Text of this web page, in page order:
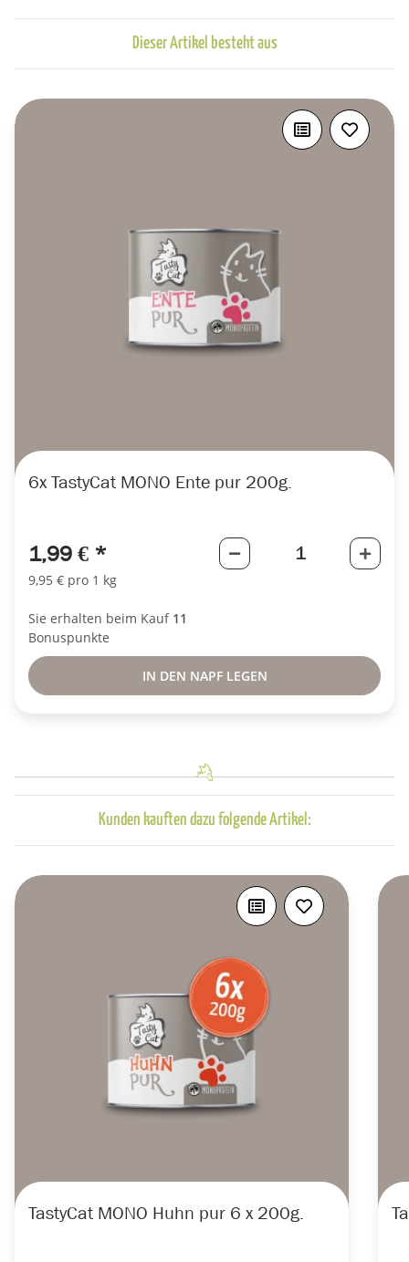
Dieser Artikel besteht aus
6xTastyCat MONO Ente pur 200g.
1,99 € *
9,95 € pro 1 kg
Sie erhalten beim Kauf 11
Bonuspunkte
IN DEN NAPF LEGEN
Kunden kauften dazu folgende Artikel:
TastyCat MONO Huhn pur 6 x 200g.